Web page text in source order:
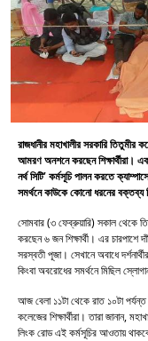
রাজধানীর মহাখালীর সরকারি তিতুমীর
আমরণ অনশনে করছেন শিক্ষার্থীরা।
নর্থ সিটি’ কর্মসূচি পালন করতে
সমর্থনে কাউকে কোনো ধরনের বক্তব্য
সোমবার (৩ ফেব্রুয়ারি) সকাল থেকে
করছেন ৬ জন শিক্ষার্থী। এর চারপাশে
সরস্বতী পূজা। সেখানে অবাধে
কিংবা অবরোধের সমর্থনে মিছিল
আজ বেলা ১১টা থেকে রাত ১০টা পর্যন্ত
কলেজের শিক্ষার্থীরা। তারা জানান,
লিংক রোড এই কর্মসূচির আওতায়